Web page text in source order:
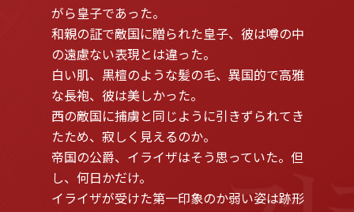
がら皇子であった。
和親の証で敵国に贈られた皇子、彼は噂の中
の遠慮ない表現とは違った。
白い肌、黒檀のような髪の毛、異国的で高雅
な長袍、彼は美しかった。
西の敵国に捕虜と同じように引きずられてき
たため、寂しく見えるのか。
帝国の公爵、イライザはそう思っていた。但
し、何日かだけ。
イライザが受けた第一印象のか弱い姿は跡形